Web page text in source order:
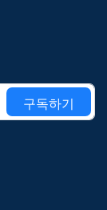
구독하기